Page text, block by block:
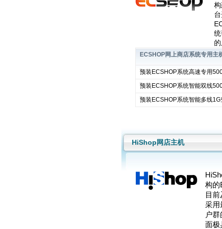
ECSHOP网上商店系统专用主
预装ECSHOP系统高速专用
预装ECSHOP系统智能双线
预装ECSHOP系统智能多线1G
HiShop网店主机
构的
目
采用
户
面极